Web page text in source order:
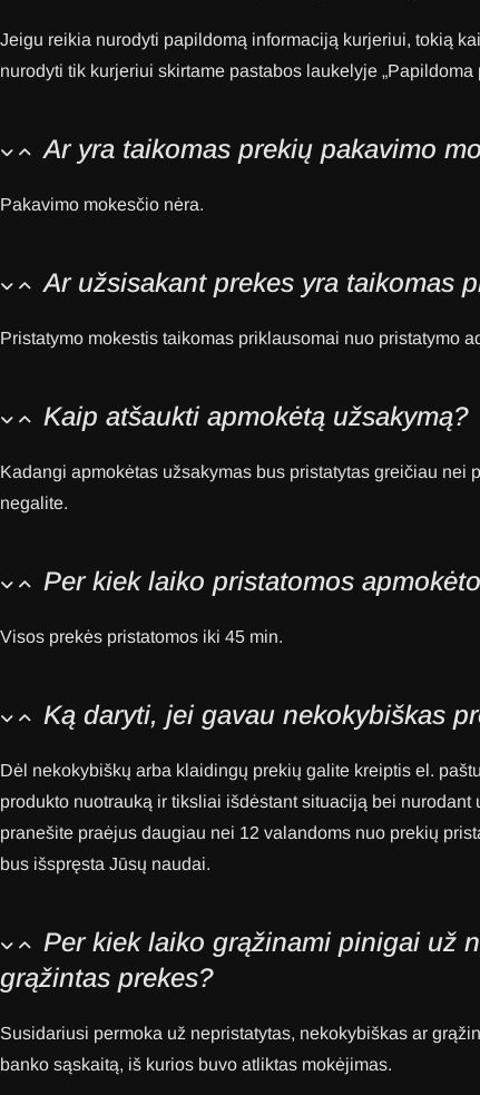
Jeigu reikia nurodyti papildomą informaciją kurjeriui, tokią
nurodyti tik kurjeriui skirtame pastabos laukelyje „Papildoma
Ar yra taikomas prekių pakavimo
Pakavimo mokesčio nėra.
Ar užsisakant prekes yra taikomas
Pristatymo mokestis taikomas priklausomai nuo pristatymo
Kaip atšaukti apmokėtą užsakymą?
Kadangi apmokėtas užsakymas bus pristatytas greičiau nei
negalite.
Per kiek laiko pristatomos
Visos prekės pristatomos iki 45 min.
Ką daryti, jei gavau nekokybiškas
Dėl nekokybiškų arba klaidingų prekių galite kreiptis el.
produkto nuotrauką ir tiksliai išdėstant situaciją bei
pranešite praėjus daugiau nei 12 valandoms nuo prekių
bus išspręsta Jūsų naudai.
Per kiek laiko grąžinami pinigai už
grąžintas prekes?
Susidariusi permoka už nepristatytas, nekokybiškas ar
banko sąskaitą, iš kurios buvo atliktas mokėjimas.